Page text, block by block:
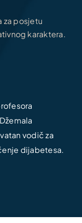
za posjetu
karaktera.
vodič za
dijabetesa.